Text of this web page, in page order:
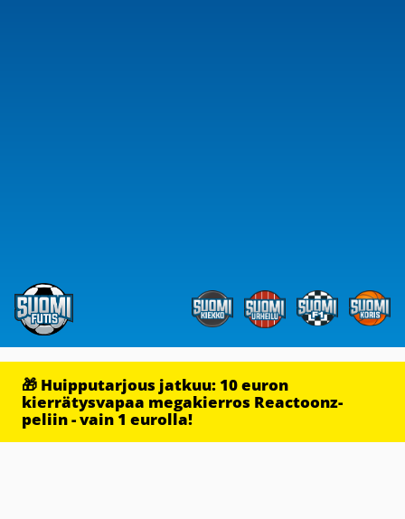
🎁 Huipputarjous jatkuu: 10 euron
kierrätysvapaa megakierros Reactoonz-
peliin - vain 1 eurolla!